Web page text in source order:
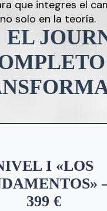
que integres el
solo en la teoría.
EL
I «LOS
399 €